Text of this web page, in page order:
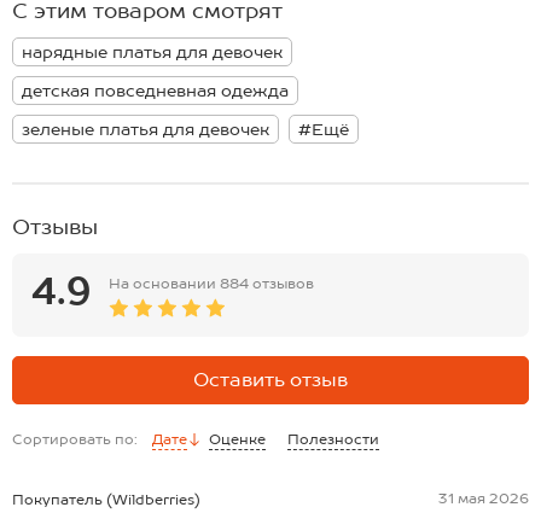
и активного отдыха. Подростковое платье идеально для
ряду детское платье также подойдет малышкам и поможет создать
милый образ для детского сада.
Модель Василиса, рост 117 см, параметры 52-53-60 см. На ней
размер 128.
С этим товаром смотрят
нарядные платья для девочек
детская повседневная одежда
зеленые платья для девочек
#Ещё
Отзывы
4.9 На основании 884 отзывов
Оставить отзыв
Сортировать по: Дате Оценке Полезности
Покупатель (Wildberries)
31 мая 2026